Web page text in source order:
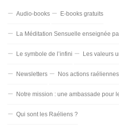
Audio-books E-books gratuits
La Méditation Sensuelle enseignée
Le symbole de l’infini Les valeurs
Newsletters Nos actions raéliennes
Notre mission : une ambassade pour
Qui sont les Raéliens ?